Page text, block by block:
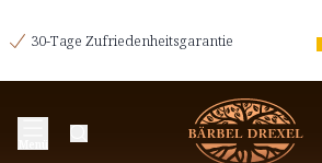
30-Tage Zufriedenheitsgarantie